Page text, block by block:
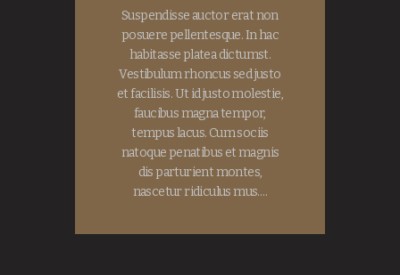
Suspendisse auctor erat non
posuere pellentesque. In hac
habitasse platea dictumst.
Vestibulum rhoncus sed justo
et facilisis. Ut id justo molestie,
faucibus magna tempor,
tempus lacus. Cum sociis
natoque penatibus et magnis
dis parturient montes,
nascetur ridiculus mus.…